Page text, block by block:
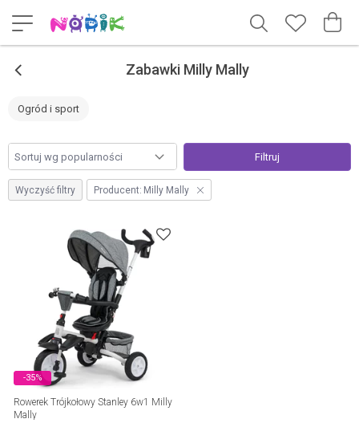
< Zabawki Milly Mally
Ogród i sport
Filtruj
Wyczyść filtry Producent: Milly Mally
-35%
Rowerek Trójkołowy Stanley 6w1 Milly
Mally